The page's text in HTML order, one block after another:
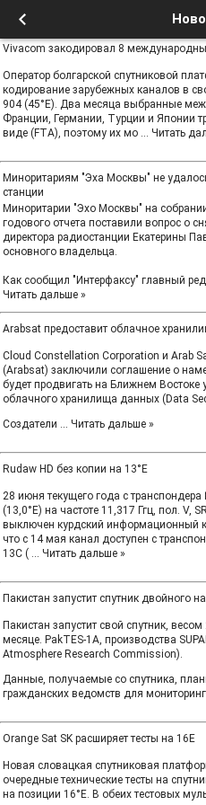
Vivacom закодировал 8
Оператор болгарской спутниковой
кодирование зарубежных каналов в
904 (45°E). Два месяца выбранные
Франции, Германии, Турции и Японии
виде (FTA), поэтому их мо ... Читать
Миноритариям "Эха Москвы" не
станции
Миноритарии "Эхо Москвы" на
годового отчета поставили вопрос о
директора радиостанции Екатерины
основного владельца.
Как сообщил "Интерфаксу" главный
Читать дальше »
Arabsat предоставит облачное
Cloud Constellation Corporation и Arab
(Arabsat) заключили соглашение о
будет продвигать на Ближнем Востоке
облачного хранилища данных (Data
Создатели ... Читать дальше »
Rudaw HD без копии на 13°E
28 июня текущего года с
(13,0°E) на частоте 11,317 Ггц, пол. V,
выключен курдский информационный
что с 14 мая канал доступен с
13C ( ... Читать дальше »
Пакистан запустит спутник двойного
Пакистан запустит свой спутник,
месяце. PakTES-1A, производства
Atmosphere Research Commission).
Данные, получаемые со спутника,
гражданских ведомств для
Orange Sat SK расширяет тесты на 16E
Новая словацкая спутниковая
очередные технические тесты на
на позиции 16°E. В обеих тестовых